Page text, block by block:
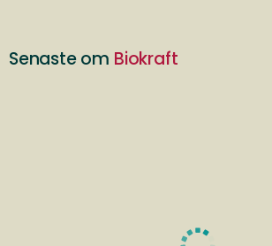
Senaste om Biokraft